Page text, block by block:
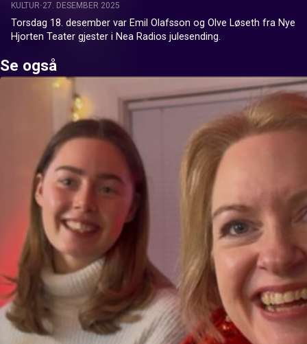
KULTUR 27. DESEMBER 2025
Torsdag 18. desember var Emil Olafsson og Olve Løseth fra Nye
Hjorten Teater gjester i Nea Radios julesending.
Se også